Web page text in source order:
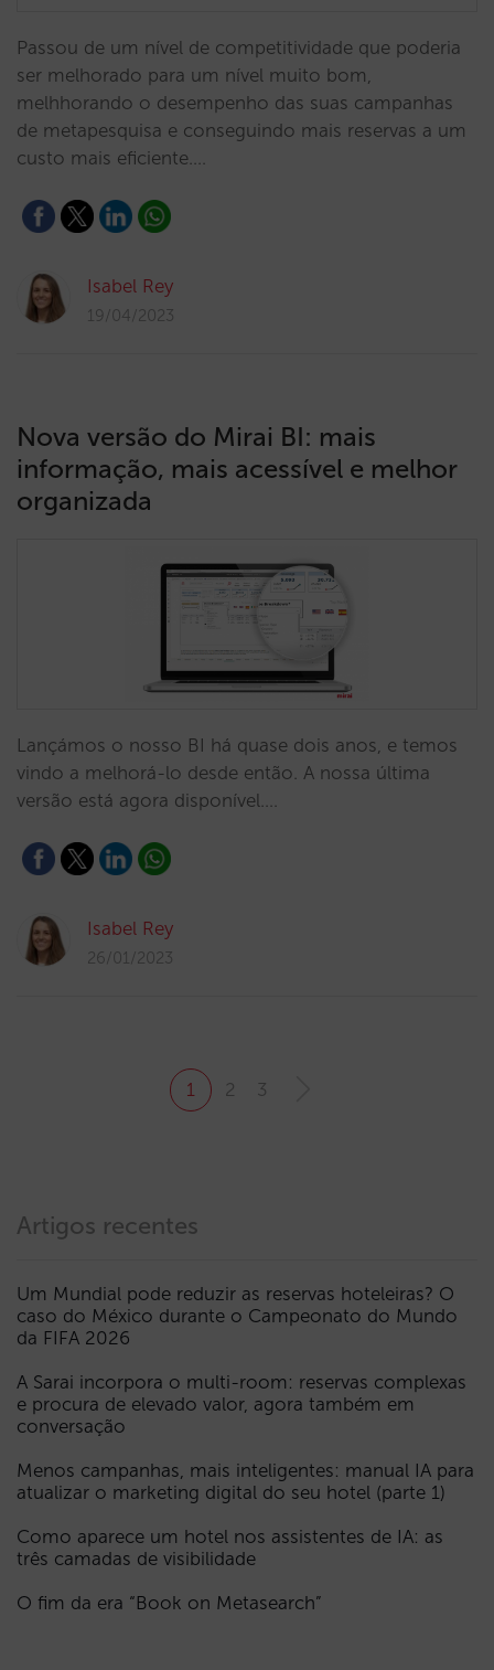
Passou de um nível de competitividade que poderia
ser melhorado para um nível muito bom,
melhhorando o desempenho das suas campanhas
de metapesquisa e conseguindo mais reservas a um
custo mais eficiente.…
Isabel Rey
19/04/2023
Nova versão do Mirai BI: mais
informação, mais acessível e melhor
organizada
Lançámos o nosso BI há quase dois anos, e temos
vindo a melhorá-lo desde então. A nossa última
versão está agora disponível.…
Isabel Rey
26/01/2023
1 2 3
Artigos recentes
Um Mundial pode reduzir as reservas hoteleiras? O
caso do México durante o Campeonato do Mundo
da FIFA 2026
A Sarai incorpora o multi-room: reservas complexas
e procura de elevado valor, agora também em
conversação
Menos campanhas, mais inteligentes: manual IA para
atualizar o marketing digital do seu hotel (parte 1)
Como aparece um hotel nos assistentes de IA: as
três camadas de visibilidade
O fim da era “Book on Metasearch”